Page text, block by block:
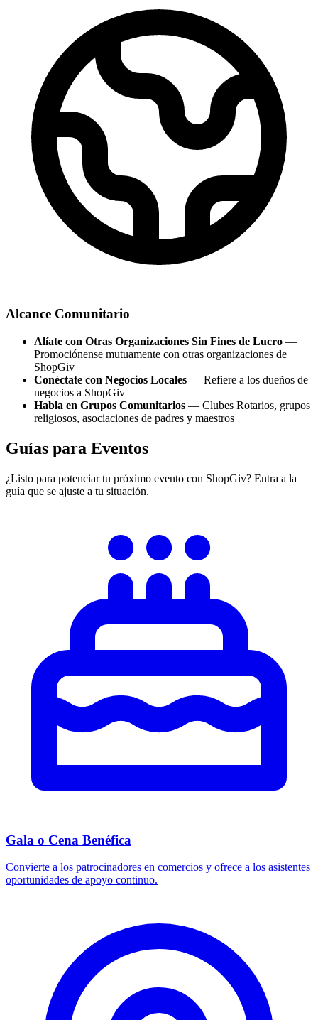
Alcance Comunitario
Alíate con Otras Organizaciones Sin Fines de Lucro —
Promociónense mutuamente con otras organizaciones de
ShopGiv
Conéctate con Negocios Locales — Refiere a los dueños de
negocios a ShopGiv
Habla en Grupos Comunitarios — Clubes Rotarios, grupos
religiosos, asociaciones de padres y maestros
Guías para Eventos
¿Listo para potenciar tu próximo evento con ShopGiv? Entra a la
guía que se ajuste a tu situación.
Gala o Cena Benéfica
Convierte a los patrocinadores en comercios y ofrece a los asistentes
oportunidades de apoyo continuo.